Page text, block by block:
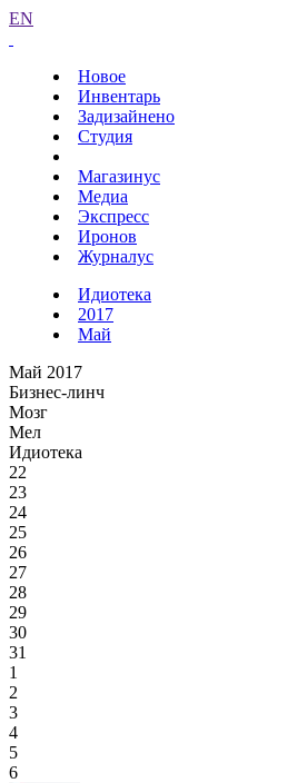
EN
Новое
Инвентарь
Задизайнено
Студия
Магазинус
Медиа
Экспресс
Иронов
Журналус
Идиотека
2017
Май
Май 2017
Бизнес-линч
Мозг
Мел
Идиотека
22
23
24
25
26
27
28
29
30
31
1
2
3
4
5
6